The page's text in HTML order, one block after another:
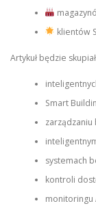
klientów
Artykuł będzie
Smart
zarządzaniu
systemach
kontroli
monitoringu